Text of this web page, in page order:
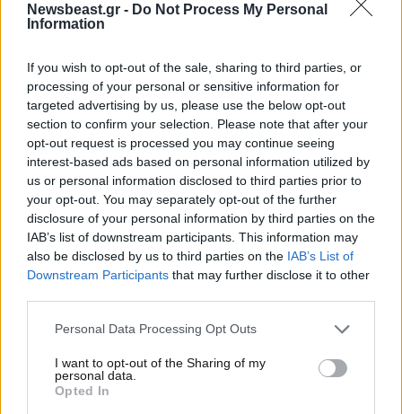
Newsbeast.gr - Do Not Process My Personal
Information
If you wish to opt-out of the sale, sharing to third parties, or
processing of your personal or sensitive information for
targeted advertising by us, please use the below opt-out
section to confirm your selection. Please note that after your
opt-out request is processed you may continue seeing
interest-based ads based on personal information utilized by
us or personal information disclosed to third parties prior to
your opt-out. You may separately opt-out of the further
disclosure of your personal information by third parties on the
IAB’s list of downstream participants. This information may
also be disclosed by us to third parties on the IAB’s List of
Downstream Participants that may further disclose it to other
Please note that this website/app uses one or more Google
not limited to your visit or usage behaviour. You may click to
grant or deny consent to Google and its third-party tags to
use your data for below specified purposes in below Google
Personal Data Processing Opt Outs
I want to opt-out of the Sharing of my
personal data.
Opted In
Xαρακτήρες: 0/1000
Διαβάστε και ακολουθήστε τους κανόνες σχολιασμού
ΠΡΟΣΘΗΚΗ
TRENDING